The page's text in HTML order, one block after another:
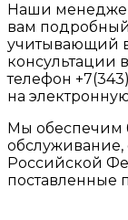
Наши
вам подробный
учитывающий
консультации
телефон
на
Мы обеспечим
обслуживание,
Российской
поставленные